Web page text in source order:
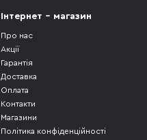
Інтернет - магазин
Про нас
Акції
Гарантія
Доставка
Оплата
Контакти
Магазини
Політика конфіденційності